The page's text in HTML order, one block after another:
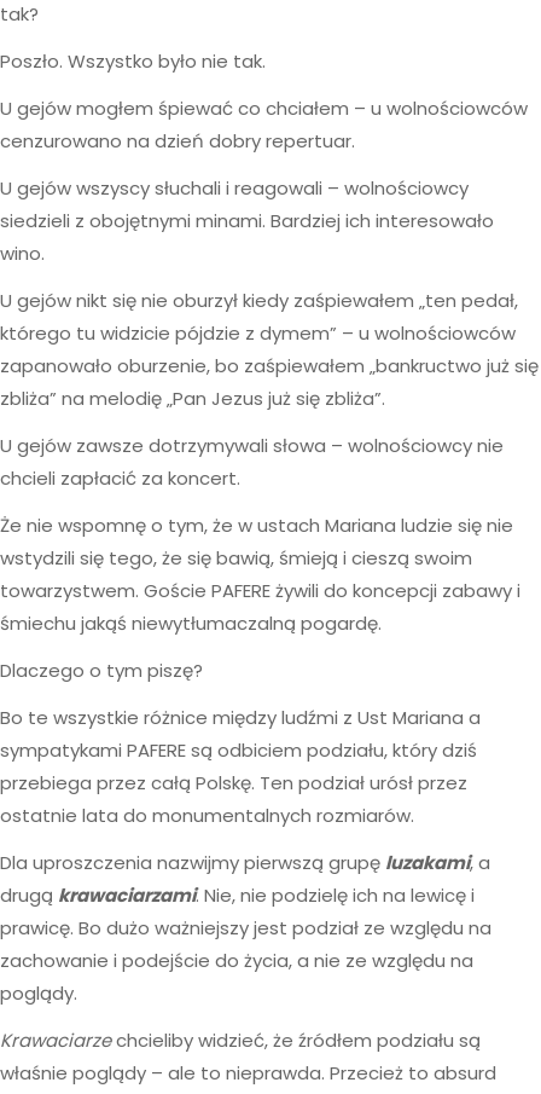
tak?
Poszło. Wszystko było nie tak.
U gejów mogłem śpiewać co chciałem – u wolnościowców
cenzurowano na dzień dobry repertuar.
U gejów wszyscy słuchali i reagowali – wolnościowcy
siedzieli z obojętnymi minami. Bardziej ich interesowało
wino.
U gejów nikt się nie oburzył kiedy zaśpiewałem „ten pedał,
którego tu widzicie pójdzie z dymem” – u wolnościowców
zapanowało oburzenie, bo zaśpiewałem „bankructwo już się
zbliża” na melodię „Pan Jezus już się zbliża”.
U gejów zawsze dotrzymywali słowa – wolnościowcy nie
chcieli zapłacić za koncert.
Że nie wspomnę o tym, że w ustach Mariana ludzie się nie
wstydzili się tego, że się bawią, śmieją i cieszą swoim
towarzystwem. Goście PAFERE żywili do koncepcji zabawy i
śmiechu jakąś niewytłumaczalną pogardę.
Dlaczego o tym piszę?
Bo te wszystkie różnice między ludźmi z Ust Mariana a
sympatykami PAFERE są odbiciem podziału, który dziś
przebiega przez całą Polskę. Ten podział urósł przez
ostatnie lata do monumentalnych rozmiarów.
Dla uproszczenia nazwijmy pierwszą grupę luzakami, a
drugą krawaciarzami. Nie, nie podzielę ich na lewicę i
prawicę. Bo dużo ważniejszy jest podział ze względu na
zachowanie i podejście do życia, a nie ze względu na
poglądy.
Krawaciarzechcieliby widzieć, że źródłem podziału są
właśnie poglądy – ale to nieprawda. Przecież to absurd